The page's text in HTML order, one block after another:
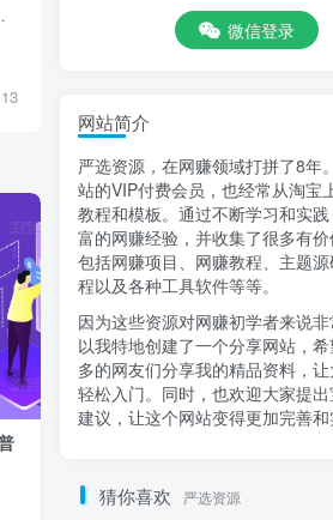
最近很火的助眠小 […]
13
割韭菜会员专属 原创实战
微信登录
网站简介
严选资源，在网赚领域打拼了8年
站的VIP付费会员，也经常从淘宝
教程和模板。通过不断学习和实
富的网赚经验，并收集了很多有价
包括网赚项目、网赚教程、主题
程以及各种工具软件等等。
因为这些资源对网赚初学者来说
以我特地创建了一个分享网站，
多的网友们分享我的精品资料，
轻松入门。同时，也欢迎大家提
建议，让这个网站变得更加完善和
猜你喜欢 严选资源